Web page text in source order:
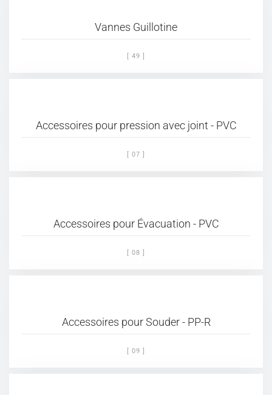
Vannes Guillotine
[ 49 ]
Accessoires pour pression avec joint - PVC
[ 07 ]
Accessoires pour Évacuation - PVC
[ 08 ]
Accessoires pour Souder - PP-R
[ 09 ]